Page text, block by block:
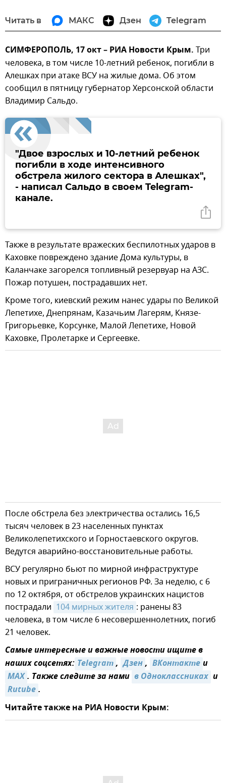
Читать в МАКС Дзен Telegram
СИМФЕРОПОЛЬ, 17 окт – РИА Новости Крым. Три
человека, в том числе 10-летний ребенок, погибли в
Алешках при атаке ВСУ на жилые дома. Об этом
сообщил в пятницу губернатор Херсонской области
Владимир Сальдо.
"Двое взрослых и 10-летний ребенок
погибли в ходе интенсивного
обстрела жилого сектора в Алешках",
- написал Сальдо в своем Telegram-
канале.
Также в результате вражеских беспилотных ударов в
Каховке повреждено здание Дома культуры, в
Каланчаке загорелся топливный резервуар на АЗС.
Пожар потушен, пострадавших нет.
Кроме того, киевский режим нанес удары по Великой
Лепетихе, Днепрянам, Казачьим Лагерям, Князе-
Григорьевке, Корсунке, Малой Лепетихе, Новой
Каховке, Пролетарке и Сергеевке.
После обстрела без электричества остались 16,5
тысяч человек в 23 населенных пунктах
Великолепетихского и Горностаевского округов.
Ведутся аварийно-восстановительные работы.
ВСУ регулярно бьют по мирной инфраструктуре
новых и приграничных регионов РФ. За неделю, с 6
по 12 октября, от обстрелов украинских нацистов
пострадали 104 мирных жителя : ранены 83
человека, в том числе 6 несовершеннолетних, погиб
21 человек.
Самые интересные и важные новости ищите в
наших соцсетях: Telegram, Дзен, ВКонтактеи
MAX. Также следите за нами в Одноклассниках и
Rutube.
Читайте также на РИА Новости Крым: